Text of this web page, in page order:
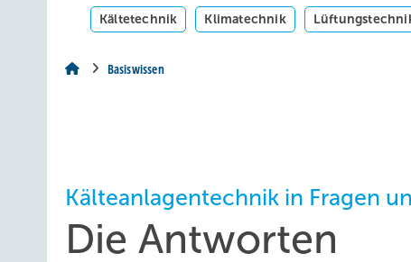
Kältetechnik Klimatechnik
Basiswissen
Kälteanlagentechnik in Fragen
Die Antworten